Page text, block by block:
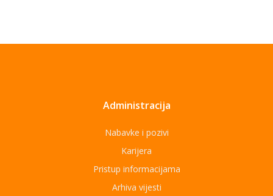
Administracija
Nabavke i pozivi
Karijera
Pristup informacijama
Arhiva vijesti